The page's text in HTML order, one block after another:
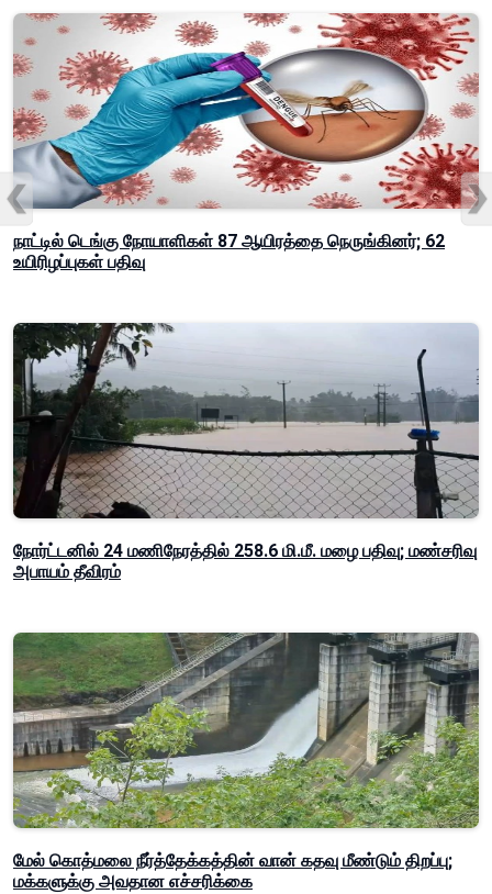
நாட்டில் டெங்கு நோயாளிகள் 87 ஆயிரத்தை நெருங்கினர்; 62
உயிரிழப்புகள் பதிவு
நோர்ட்டனில் 24 மணிநேரத்தில் 258.6 மி.மீ. மழை பதிவு; மண்சரிவு
அபாயம் தீவிரம்
மேல் கொத்மலை நீர்த்தேக்கத்தின் வான் கதவு மீண்டும் திறப்பு;
மக்களுக்கு அவதான எச்சரிக்கை